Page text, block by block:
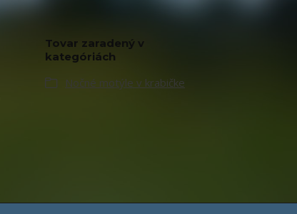
Tovar zaradený v
kategóriách
Nočné motýle v krabičke